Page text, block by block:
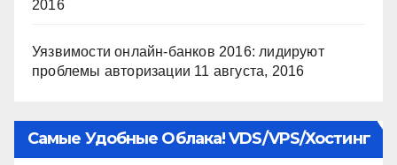
2016
Уязвимости онлайн-банков 2016: лидируют
проблемы авторизации 11 августа, 2016
Самые Удобные Облака! VDS/VPS/хостинг